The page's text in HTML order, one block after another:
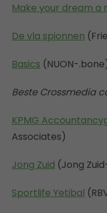
Make your dream a
De vla spionnen
Basics (NUON-
Beste Crossmedia
KPMG
Associates)
Jong Zuid (Jong
Sportlife Yetibal